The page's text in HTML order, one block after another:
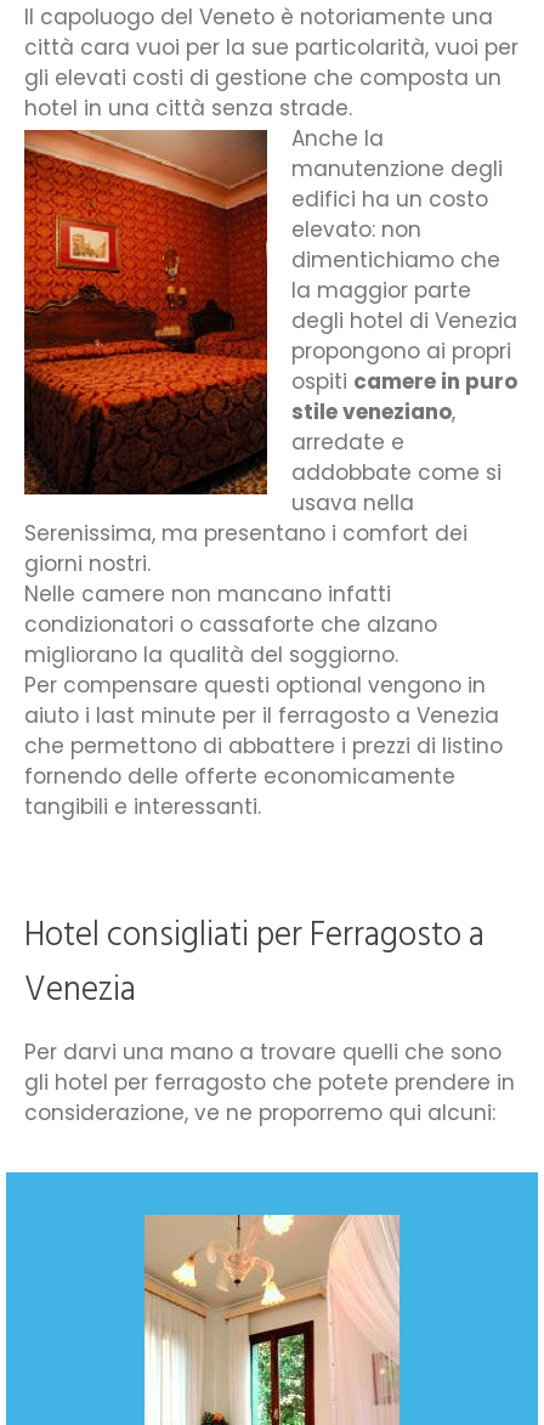
Il capoluogo del Veneto è notoriamente una
città cara vuoi per la sue particolarità, vuoi per
gli elevati costi di gestione che composta un
hotel in una città senza strade.
Anche la
manutenzione degli
edifici ha un costo
elevato: non
dimentichiamo che
la maggior parte
degli hotel di Venezia
propongono ai propri
ospiti camere in puro
stile veneziano,
arredate e
addobbate come si
usava nella
Serenissima, ma presentano i comfort dei
giorni nostri.
Nelle camere non mancano infatti
condizionatori o cassaforte che alzano
migliorano la qualità del soggiorno.
Per compensare questi optional vengono in
aiuto i last minute per il ferragosto a Venezia
che permettono di abbattere i prezzi di listino
fornendo delle offerte economicamente
tangibili e interessanti.
Hotel consigliati per Ferragosto a
Venezia
Per darvi una mano a trovare quelli che sono
gli hotel per ferragosto che potete prendere in
considerazione, ve ne proporremo qui alcuni: